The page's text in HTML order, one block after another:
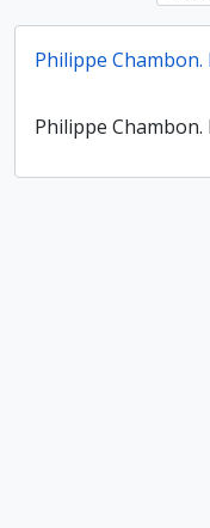
Philippe
Philippe